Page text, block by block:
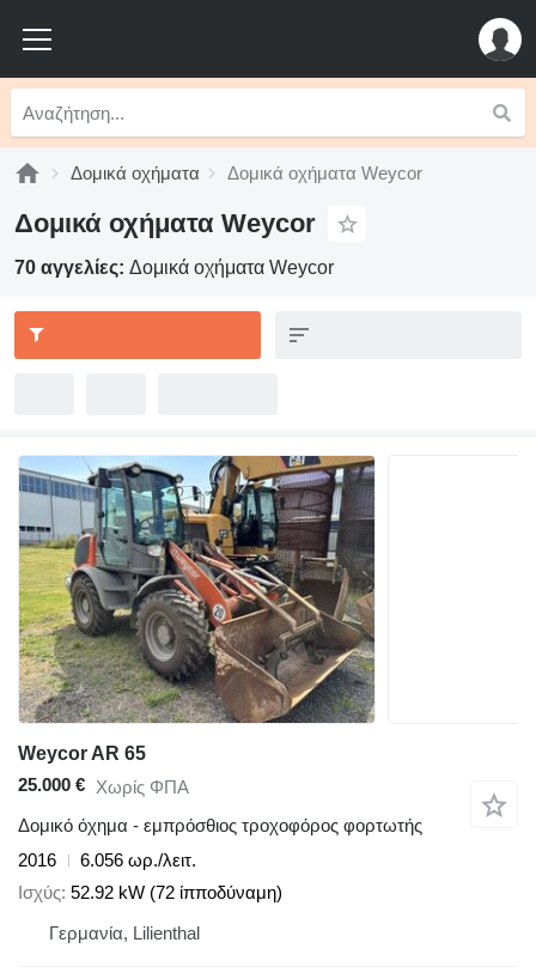
Δομικά οχήματα Δομικά οχήματα Weycor
Δομικά οχήματα Weycor
70 αγγελίες: Δομικά οχήματα Weycor
Weycor AR 65
25.000 € Χωρίς ΦΠΑ
Δομικό όχημα - εμπρόσθιος τροχοφόρος φορτωτής
2016
6.056 ωρ./λειτ.
Ισχύς 52.92 kW (72 ίπποδύναμη)
Γερμανία, Lilienthal